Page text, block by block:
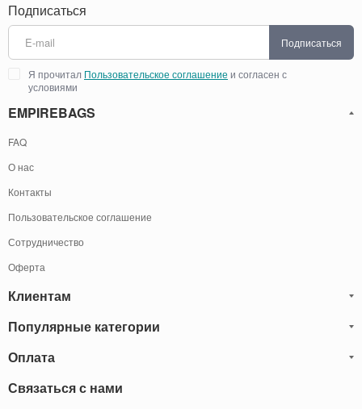
Подписаться
Подписаться
Я прочитал Пользовательское соглашение и согласен с
условиями
EMPIREBAGS
FAQ
О нас
Контакты
Пользовательское соглашение
Сотрудничество
Оферта
Клиентам
Блог
Обмен и Возврат
Популярные категории
Мужские кожаные сумки
Саквояжи
Оплата
Оплату товаров можно
осуществить
Связаться с нами